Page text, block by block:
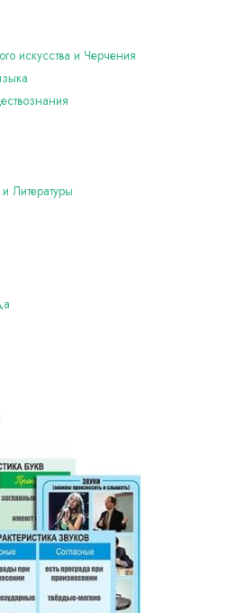
искусства и Черчения
Литературы